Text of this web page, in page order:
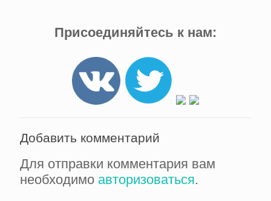
Присоединяйтесь к нам:
Добавить комментарий
Для отправки комментария вам
необходимо авторизоваться.